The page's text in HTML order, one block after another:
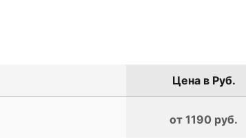
Цена в Руб.
от 1190 руб.